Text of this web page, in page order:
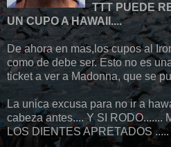
TTT PUEDE
UN CUPO A HAWAII....
De ahora en mas,los cupos al
como de debe ser. Esto no es
ticket a ver a Madonna, que se
La unica excusa para no ir a
cabeza antes.... Y SI RODO.......
LOS DIENTES APRETADOS .....